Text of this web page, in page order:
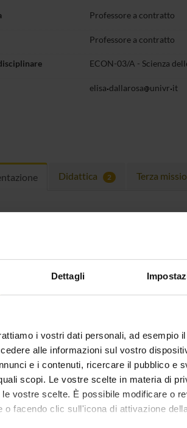
Dettagli
i vostri dati personali, ad esempio
alle informazioni sul vostro
e i contenuti, ricercare il pubblico e
scopi. Le vostre scelte in materia di
vostre scelte. È possibile modificare o
o facendo clic sull'icona di attivazione
Professore a contratto
Professore a contratto
ECON-03/A - Scienza
elisa dallarosa univr it
Didattica 2 Terza
di Lingue, piano primo, ufficio mezzanino